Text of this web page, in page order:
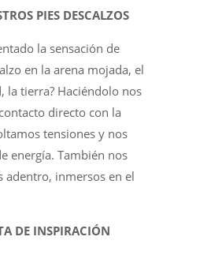
PIES DESCALZOS
la sensación de
en la arena mojada, el
la tierra? Haciéndolo nos
directo con la
tensiones y nos
energía. También nos
adentro, inmersos en el
DE INSPIRACIÓN